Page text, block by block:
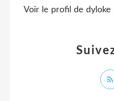
Voir le profil de dyloke